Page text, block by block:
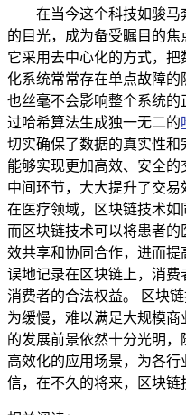
在当今这个科技如骏
的目光，成为备受瞩目的
它采用去中心化的方式，
化系统常常存在单点故障的
也丝毫不会影响整个系统
过哈希算法生成独一无二的
切实确保了数据的真实性和
能够实现更加高效、安全
中间环节，大大提升了交
在医疗领域，区块链技术如
而区块链技术可以将患者
效共享和协同合作，进而
误地记录在区块链上，消
消费者的合法权益。 区块
为缓慢，难以满足大规模
的发展前景依然十分光明
高效化的应用场景，为各行
信，在不久的将来，区块链